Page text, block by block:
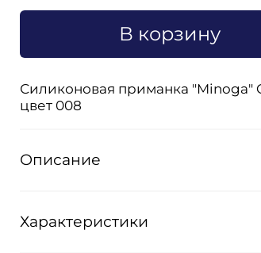
В корзину
Силиконовая приманка "Minoga"
цвет 008
Описание
Характеристики